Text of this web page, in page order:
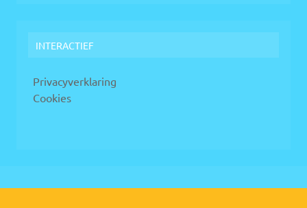
INTERACTIEF
Privacyverklaring
Cookies